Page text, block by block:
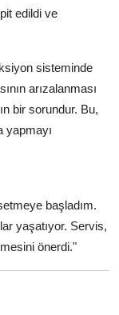
edildi ve
sisteminde
arızalanması
bir sorundur. Bu,
yapmayı
başladım.
yaşatıyor. Servis,
önerdi."